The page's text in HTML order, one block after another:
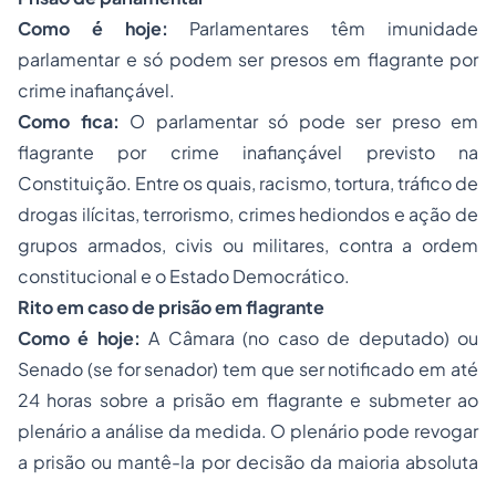
Como é hoje: Parlamentares têm imunidade
parlamentar e só podem ser presos em flagrante por
crime inafiançável.
Como fica: O parlamentar só pode ser preso em
flagrante por crime inafiançável previsto na
Constituição. Entre os quais, racismo, tortura, tráfico de
drogas ilícitas, terrorismo, crimes hediondos e ação de
grupos armados, civis ou militares, contra a ordem
constitucional e o Estado Democrático.
Rito em caso de prisão em flagrante
Como é hoje:A Câmara (no caso de deputado) ou
Senado (se for senador) tem que ser notificado em até
24 horas sobre a prisão em flagrante e submeter ao
plenário a análise da medida. O plenário pode revogar
a prisão ou mantê-la por decisão da maioria absoluta